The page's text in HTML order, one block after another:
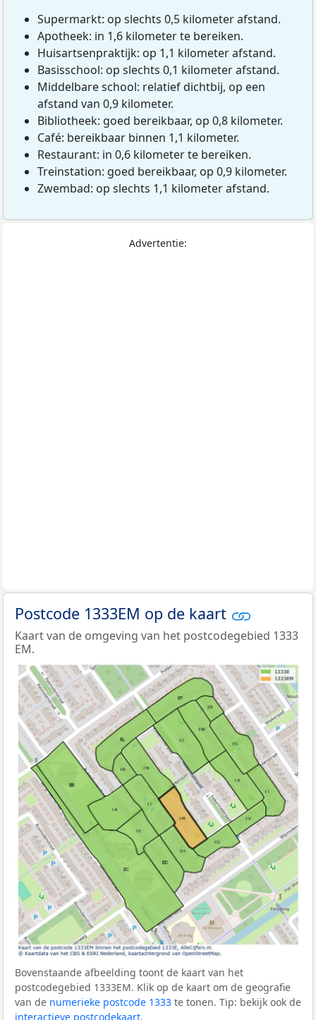
Supermarkt: op slechts 0,5 kilometer afstand.
Apotheek: in 1,6 kilometer te bereiken.
Huisartsenpraktijk: op 1,1 kilometer afstand.
Basisschool: op slechts 0,1 kilometer afstand.
Middelbare school: relatief dichtbij, op een
afstand van 0,9 kilometer.
Bibliotheek: goed bereikbaar, op 0,8 kilometer.
Café: bereikbaar binnen 1,1 kilometer.
Restaurant: in 0,6 kilometer te bereiken.
Treinstation: goed bereikbaar, op 0,9 kilometer.
Zwembad: op slechts 1,1 kilometer afstand.
Advertentie:
Postcode 1333EM op de kaart
Kaart van de omgeving van het postcodegebied 1333
EM.
Bovenstaande afbeelding toont de kaart van het
postcodegebied 1333EM. Klik op de kaart om de geografie
van de numerieke postcode 1333 te tonen. Tip: bekijk ook de
interactieve postcodekaart.